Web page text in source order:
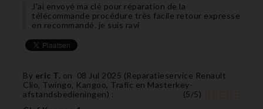
J'ai envoyé ma clé pour réparation de la
télécommande procédure très facile retour expresse
en recommandé. je suis ravi
By eric T. on 08 Jul 2025 (Reparatieservice Renault
Clio, Twingo, Kangoo, Trafic en Masterkey-
afstandsbedieningen) : (5/5)